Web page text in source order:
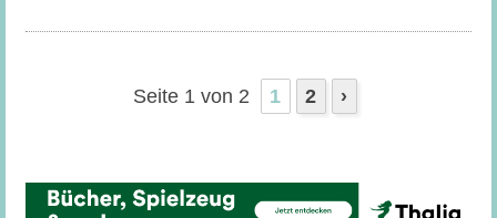
Seite 1 von 2 1 2 ›